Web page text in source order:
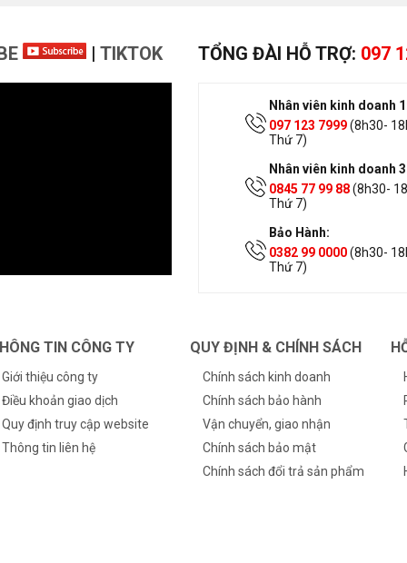
| TIKTOK TỔNG ĐÀI HỖ TRỢ: 097
Nhân viên kinh doanh
097 123 7999(8h30-
Thứ 7)
Nhân viên kinh doanh
0845 77 99 88(8h30-
Thứ 7)
Bảo Hành:
0382 99 0000(8h30-
Thứ 7)
TIN CÔNG TY
Giới thiệu công ty
Điều khoản giao dịch
Quy định truy cập website
Thông tin liên hệ
QUY ĐỊNH & CHÍNH SÁCH
Chính sách kinh doanh
Chính sách bảo hành
Vận chuyển, giao nhận
Chính sách bảo mật
Chính sách đổi trả sản phẩm